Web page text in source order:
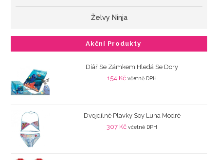
Želvy Ninja
Akční Produkty
Diář Se Zámkem Hledá Se Dory
154 Kč včetně DPH
Dvojdílné Plavky Soy Luna Modré
307 Kč včetně DPH